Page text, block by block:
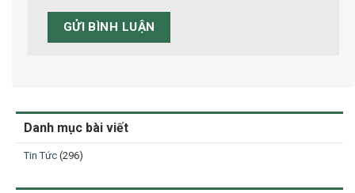
Danh mục bài viết
Tin Tức (296)